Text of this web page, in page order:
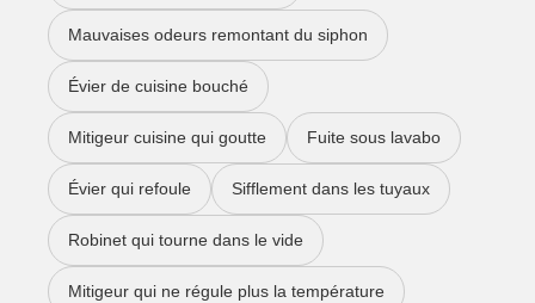
Mauvaises odeurs remontant du siphon
Évier de cuisine bouché
Mitigeur cuisine qui goutte Fuite sous lavabo
Évier qui refoule Sifflement dans les tuyaux
Robinet qui tourne dans le vide
Mitigeur qui ne régule plus la température